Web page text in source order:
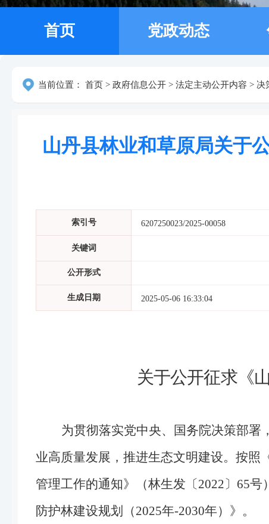
首页 党政动态
当前位置： 首页 > 政府信息公开 > 法定主动公开内容 > 决
山丹县林业和草原局关于
索引号 6207250023/2025-00058
关键词
公开形式
生成日期 2025-05-06 16:33:04
关于公开征求《
为贯彻落实党中央、国务院决策部署
业高质量发展，推进生态文明建设。按照
管理工作的通知》（林生发〔2022〕 65号
防护林建设规划（2025年-2030年）》。